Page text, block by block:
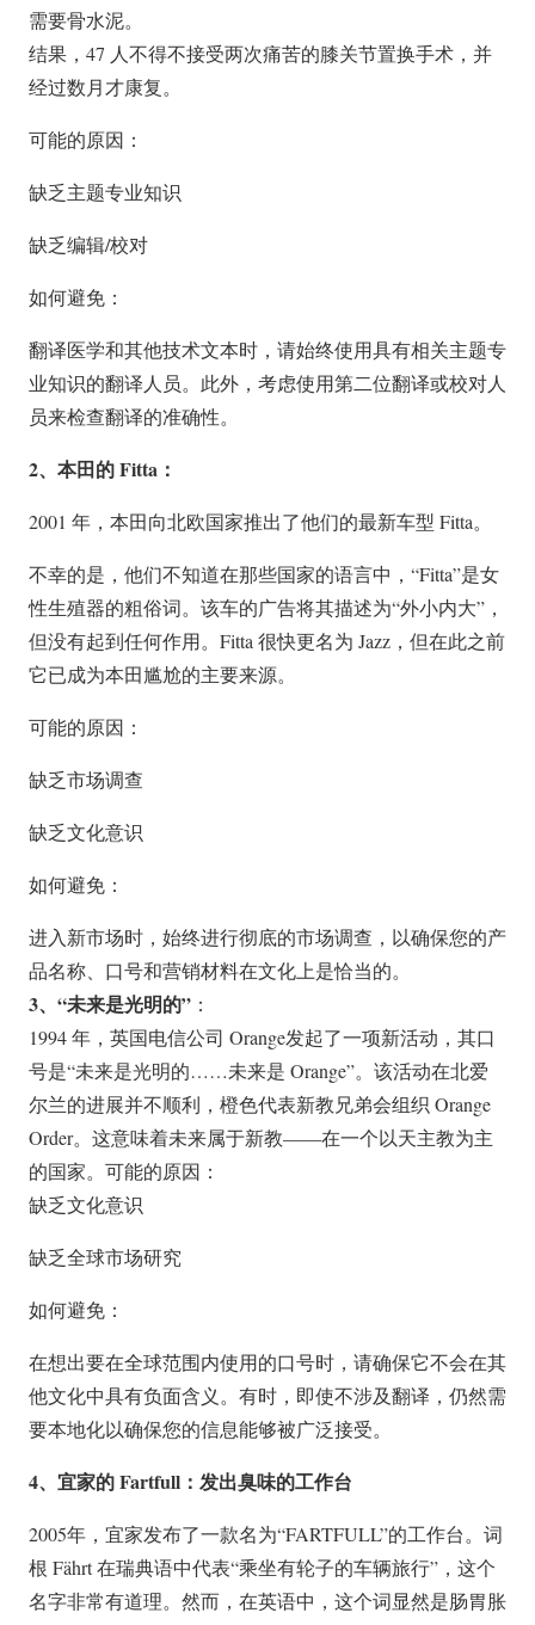
需要骨水泥。
结果，47 人不得不接受两次痛苦的膝关节置换手术，并
经过数月才康复。
可能的原因：
缺乏主题专业知识
缺乏编辑/校对
如何避免：
翻译医学和其他技术文本时，请始终使用具有相关主题专
业知识的翻译人员。此外，考虑使用第二位翻译或校对人
员来检查翻译的准确性。
2、本田的 Fitta：
2001 年，本田向北欧国家推出了他们的最新车型 Fitta。
不幸的是，他们不知道在那些国家的语言中，“Fitta”是女
性生殖器的粗俗词。该车的广告将其描述为“外小内大”，
但没有起到任何作用。Fitta 很快更名为 Jazz，但在此之前
它已成为本田尴尬的主要来源。
可能的原因：
缺乏市场调查
缺乏文化意识
如何避免：
进入新市场时，始终进行彻底的市场调查，以确保您的产
品名称、口号和营销材料在文化上是恰当的。
3、“未来是光明的” ：
1994 年，英国电信公司 Orange发起了一项新活动，其口
号是“未来是光明的……未来是 Orange”。该活动在北爱
尔兰的进展并不顺利，橙色代表新教兄弟会组织 Orange
Order。这意味着未来属于新教——在一个以天主教为主
的国家。可能的原因：
缺乏文化意识
缺乏全球市场研究
如何避免：
在想出要在全球范围内使用的口号时，请确保它不会在其
他文化中具有负面含义。有时，即使不涉及翻译，仍然需
要本地化以确保您的信息能够被广泛接受。
4、宜家的 Fartfull：发出臭味的工作台
2005年，宜家发布了一款名为“FARTFULL”的工作台。词
根 Fährt 在瑞典语中代表“乘坐有轮子的车辆旅行”，这个
名字非常有道理。然而，在英语中，这个词显然是肠胃胀